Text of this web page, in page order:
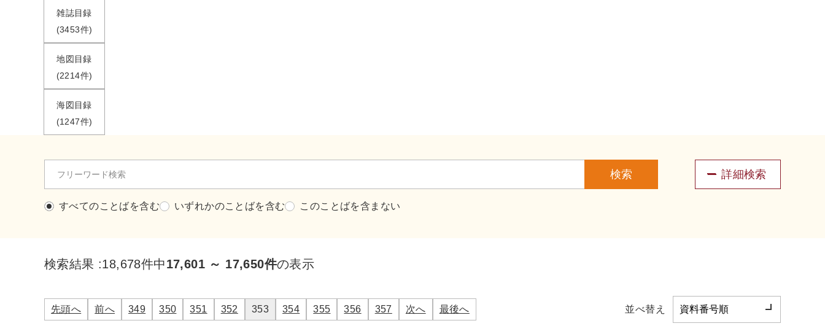
雑誌目録
(3453件)
地図目録
(2214件)
海図目録
(1247件)
検索
すべてのことばを含む いずれかのことばを含む このことばを含まない
詳細検索
検索結果 :18,678件中17,601 ～ 17,650件の表示
先頭へ 前へ 349 350 351 352 353 354 355 356 357 次へ 最後へ 並べ替え